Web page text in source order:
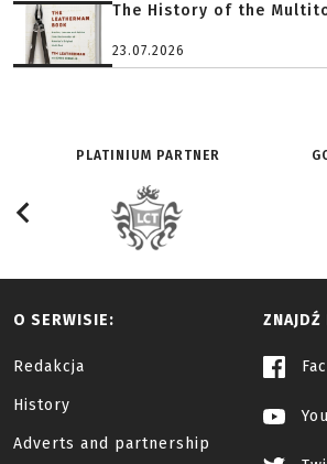
The History of the
23.07.2026
PLATINIUM PARTNER
O SERWISIE:
Redakcja
History
Adverts and partnership
ZNAJDŹ